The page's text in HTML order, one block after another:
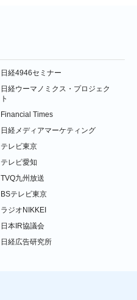
日経4946セミナー
日経ウーマノミクス・プロジェク
ト
Financial Times
日経メディアマーケティング
テレビ東京
テレビ愛知
TVQ九州放送
BSテレビ東京
ラジオNIKKEI
日本IR協議会
日経広告研究所